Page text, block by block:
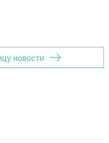
новости